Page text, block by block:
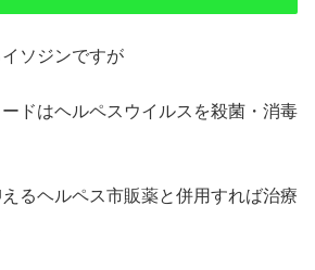
ソジンですが
ドはヘルペスウイルスを殺菌・消毒
るヘルペス市販薬と併用すれば治療